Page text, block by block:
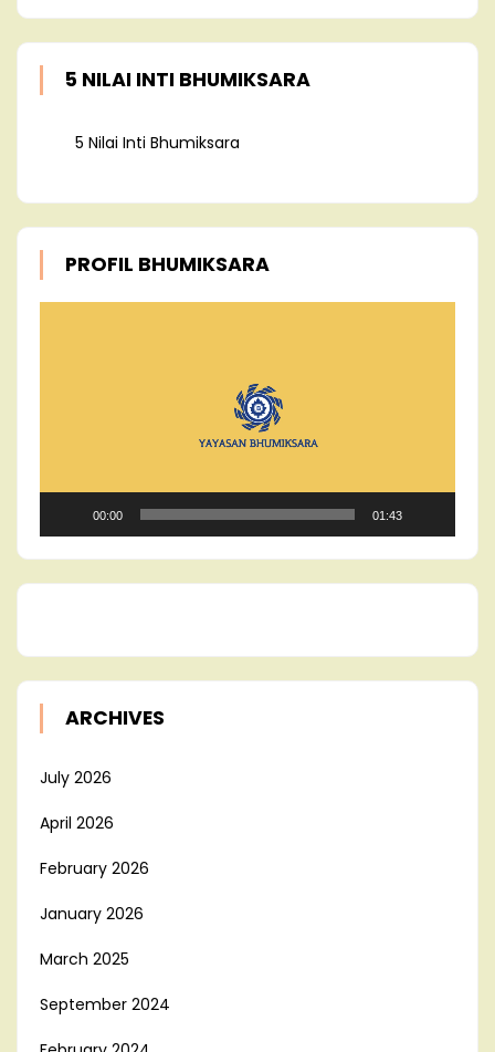
5 NILAI INTI BHUMIKSARA
5 Nilai Inti Bhumiksara
PROFIL BHUMIKSARA
00:00 01:43
ARCHIVES
July 2026
April 2026
February 2026
January 2026
March 2025
September 2024